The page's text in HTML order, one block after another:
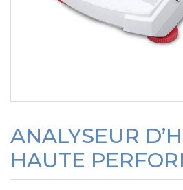
ANALYSEUR
HAUTE